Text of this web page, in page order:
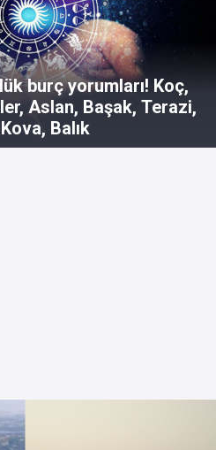
burç yorumları! Koç,
Aslan, Başak, Terazi,
Balık